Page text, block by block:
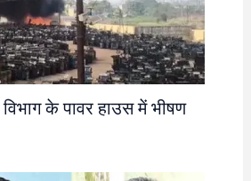
के पावर हाउस में भीषण